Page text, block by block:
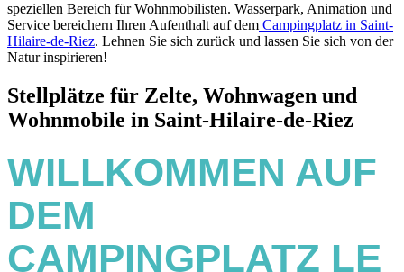
speziellen Bereich für Wohnmobilisten. Wasserpark, Animation und
Service bereichern Ihren Aufenthalt auf dem Campingplatz in Saint-
Hilaire-de-Riez. Lehnen Sie sich zurück und lassen Sie sich von der
Natur inspirieren!
Stellplätze für Zelte, Wohnwagen und
Wohnmobile in Saint-Hilaire-de-Riez
WILLKOMMEN AUF
DEM
CAMPINGPLATZ LE